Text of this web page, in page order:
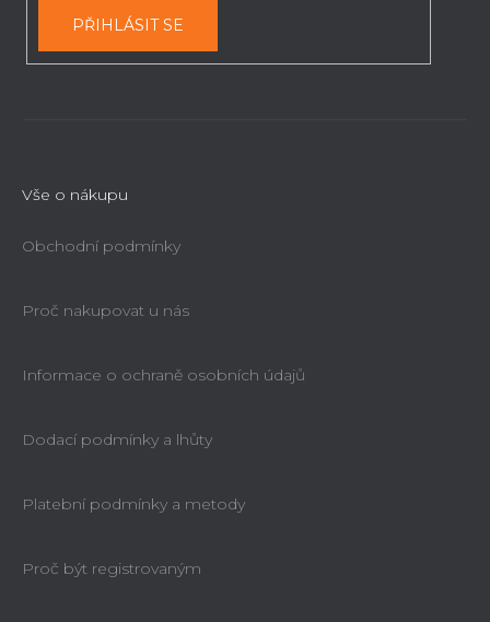
PŘIHLÁSIT SE
Vše o nákupu
Obchodní podmínky
Proč nakupovat u nás
Informace o ochraně osobních údajů
Dodací podmínky a lhůty
Platební podmínky a metody
Proč být registrovaným